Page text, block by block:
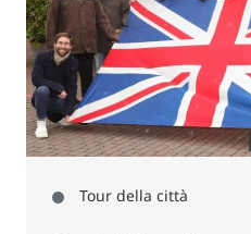
Tour della città